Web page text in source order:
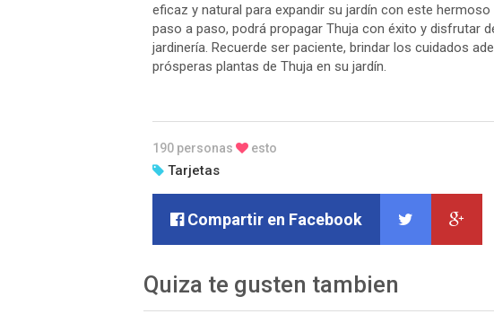
eficaz y natural para expandir su jardín con este
paso a paso, podrá propagar Thuja con éxito y disfrutar
jardinería. Recuerde ser paciente, brindar los cuidados
prósperas plantas de Thuja en su jardín.
190 personas esto
Tarjetas
Compartir en Facebook
Quiza te gusten tambien